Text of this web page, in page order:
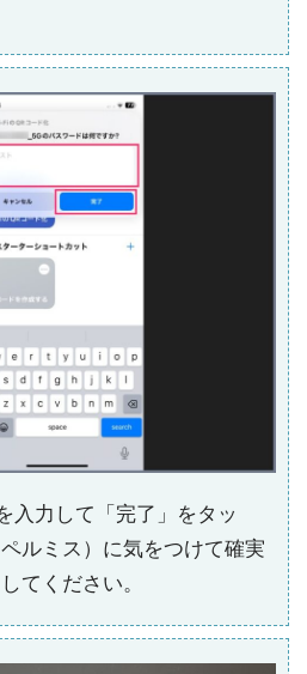
入力して「完了」をタッ
ルミス）に気をつけて確実
てください。